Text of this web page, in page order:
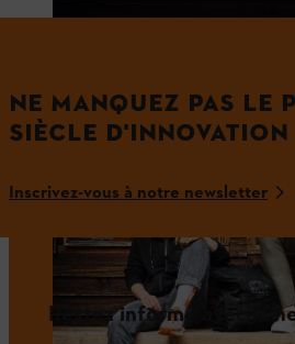
NE MANQUEZ PAS LE
SIÈCLE D'INNOVATION
Inscrivez-vous à notre newsletter
Restez informé avec la